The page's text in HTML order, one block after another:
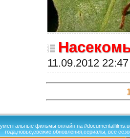
11.09.2012 22:47
фильмы онлайн на //
года,новье,свежие,обновления,сериалы, все